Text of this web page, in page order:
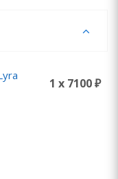
1 x 7100 ₽